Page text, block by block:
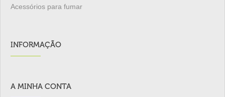
Acessórios para fumar
INFORMAÇÃO
A MINHA CONTA